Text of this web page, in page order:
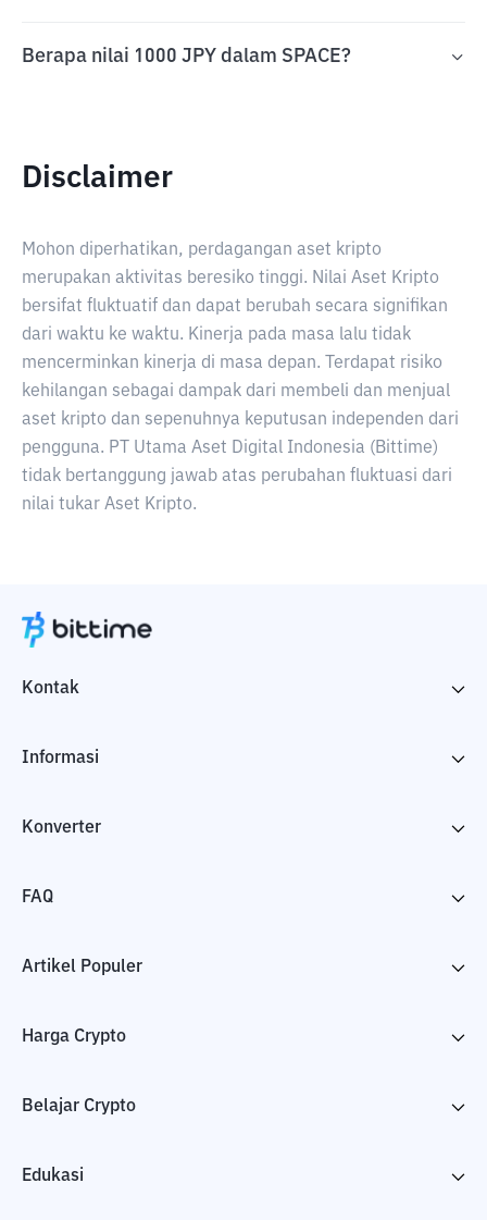
Berapa nilai 1000 JPY dalam SPACE?
Disclaimer
Mohon diperhatikan, perdagangan aset kripto
merupakan aktivitas beresiko tinggi. Nilai Aset Kripto
bersifat fluktuatif dan dapat berubah secara signifikan
dari waktu ke waktu. Kinerja pada masa lalu tidak
mencerminkan kinerja di masa depan. Terdapat risiko
kehilangan sebagai dampak dari membeli dan menjual
aset kripto dan sepenuhnya keputusan independen dari
pengguna. PT Utama Aset Digital Indonesia (Bittime)
tidak bertanggung jawab atas perubahan fluktuasi dari
nilai tukar Aset Kripto.
Kontak
Informasi
Konverter
FAQ
Artikel Populer
Harga Crypto
Belajar Crypto
Edukasi